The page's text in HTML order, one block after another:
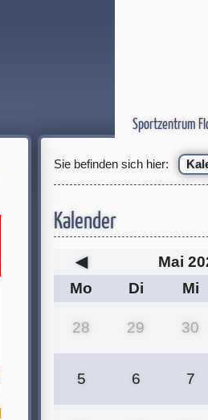
Sportzentrum
Sie befinden sich hier:
Kalender
◀
Mai
Mo
Di Mi
28 29 30
5 6 7